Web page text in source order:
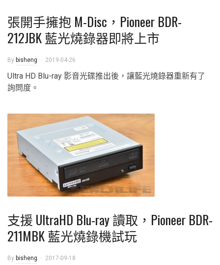
張開手擁抱 M-Disc，Pioneer BDR-
212JBK 藍光燒錄器即將上市
By bisheng 2019-04-26
Ultra HD Blu-ray 影音光碟推出後，讓藍光燒錄器重新有了
詢問度。
支援 UltraHD Blu-ray 讀取，Pioneer BDR-
211MBK 藍光燒錄機試玩
By bisheng 2017-09-18